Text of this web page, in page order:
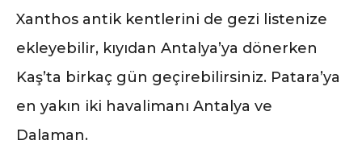
Xanthos antik kentlerini de gezi listenize
ekleyebilir, kıyıdan Antalya’ya dönerken
Kaş’ta birkaç gün geçirebilirsiniz. Patara’ya
en yakın iki havalimanı Antalya ve
Dalaman.